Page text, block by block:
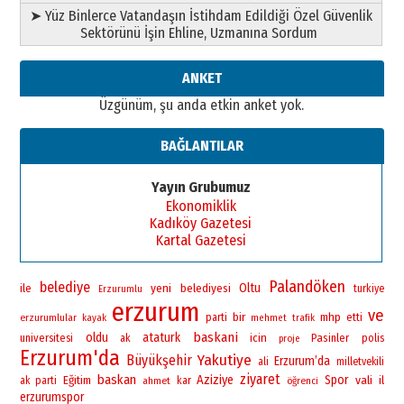
➤ Yüz Binlerce Vatandaşın İstihdam Edildiği Özel Güvenlik
Sektörünü İşin Ehline, Uzmanına Sordum
ANKET
Üzgünüm, şu anda etkin anket yok.
BAĞLANTILAR
Yayın Grubumuz
Ekonomiklik
Kadıköy Gazetesi
Kartal Gazetesi
ile belediye Erzurumlu yeni belediyesi Oltu Palandöken turkiye
erzurumlular kayak erzurum parti bir mehmet trafik mhp etti ve
universitesi oldu ak ataturk baskani icin proje Pasinler polis
Erzurum'da Büyükşehir Yakutiye ali Erzurum’da milletvekili
ak parti Eğitim baskan ahmet kar Aziziye ziyaret öğrenci Spor vali il
erzurumspor